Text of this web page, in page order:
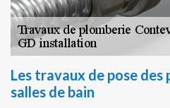
Les travaux de pose des
salles de bain